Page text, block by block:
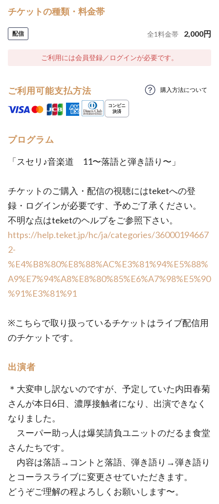
チケットの種類・料金帯
配信 全1料金帯 2,000円
ご利用には会員登録／ログインが必要です。
ご利用可能支払方法 購入方法について
プログラム
「スセリ♪音楽道 11〜落語と弾き語り〜」
チケットのご購入・配信の視聴にはteketへの登
録・ログインが必要です、予めご了承ください。
不明な点はteketのヘルプをご参照下さい。
https://help.teket.jp/hc/ja/categories/36000194667
2-
%E4%B8%80%E8%88%AC%E3%81%94%E5%88%
A9%E7%94%A8%E8%80%85%E6%A7%98%E5%90
%91%E3%81%91
※こちらで取り扱っているチケットはライブ配信用
のチケットです。
出演者
＊大変申し訳ないのですが、予定していた内田春菊
さんが本日6日、濃厚接触者になり、出演できなく
なりました。
スーパー助っ人は爆笑請負ユニットのだるま食堂
さんたちです。
内容は落語→コントと落語、弾き語り→弾き語り
とコーラスライブに変更させていただきます。
どうぞご理解の程よろしくお願いします〜。